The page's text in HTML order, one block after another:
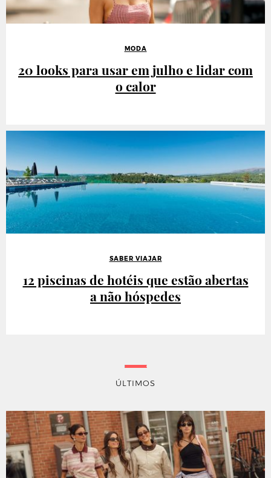
MODA
20 looks para usar em julho e lidar com
o calor
SABER VIAJAR
12 piscinas de hotéis que estão abertas
a não hóspedes
ÚLTIMOS